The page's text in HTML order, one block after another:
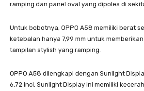
ramping dan panel oval yang dipoles di
Untuk bobotnya, OPPO A58 memiliki berat
ketebalan hanya 7,99 mm untuk
tampilan stylish yang ramping.
OPPO A58 dilengkapi dengan Sunlight
6,72 inci. Sunlight Display ini memiliki